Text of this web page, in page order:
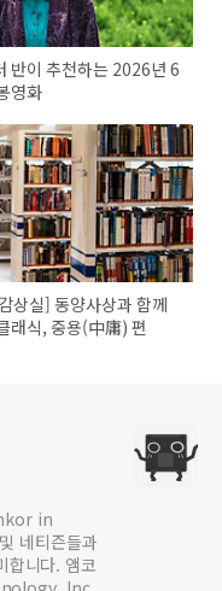
반이 추천하는 2026년 6
영화
상실] 동양사상과 함께
래식, 중용(中庸) 편
in
네티즌들과
합니다. 앰코